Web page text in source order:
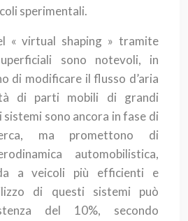
sperimentali.
« virtual shaping » tramite
sono notevoli, in
di modificare il flusso d’aria
di parti mobili di grandi
sono ancora in fase di
ma promettono di
automobilistica,
a veicoli più efficienti e
di questi sistemi può
del 10%, secondo